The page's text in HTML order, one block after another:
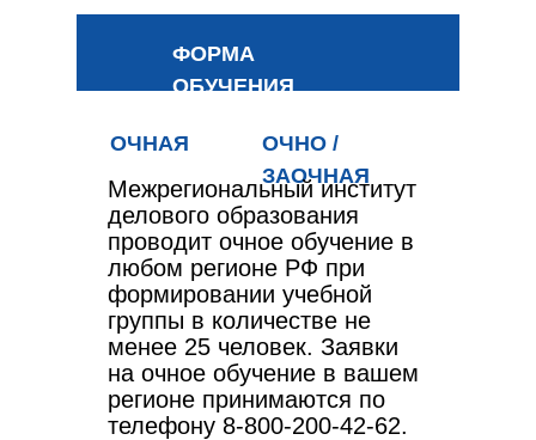
ФОРМА
ОБУЧЕНИЯ
ОЧНАЯ
ОЧНО /
ЗАОЧНАЯ
Межрегиональный институт
делового образования
проводит очное обучение в
любом регионе РФ при
формировании учебной
группы в количестве не
менее 25 человек. Заявки
на очное обучение в вашем
регионе принимаются по
телефону 8-800-200-42-62.